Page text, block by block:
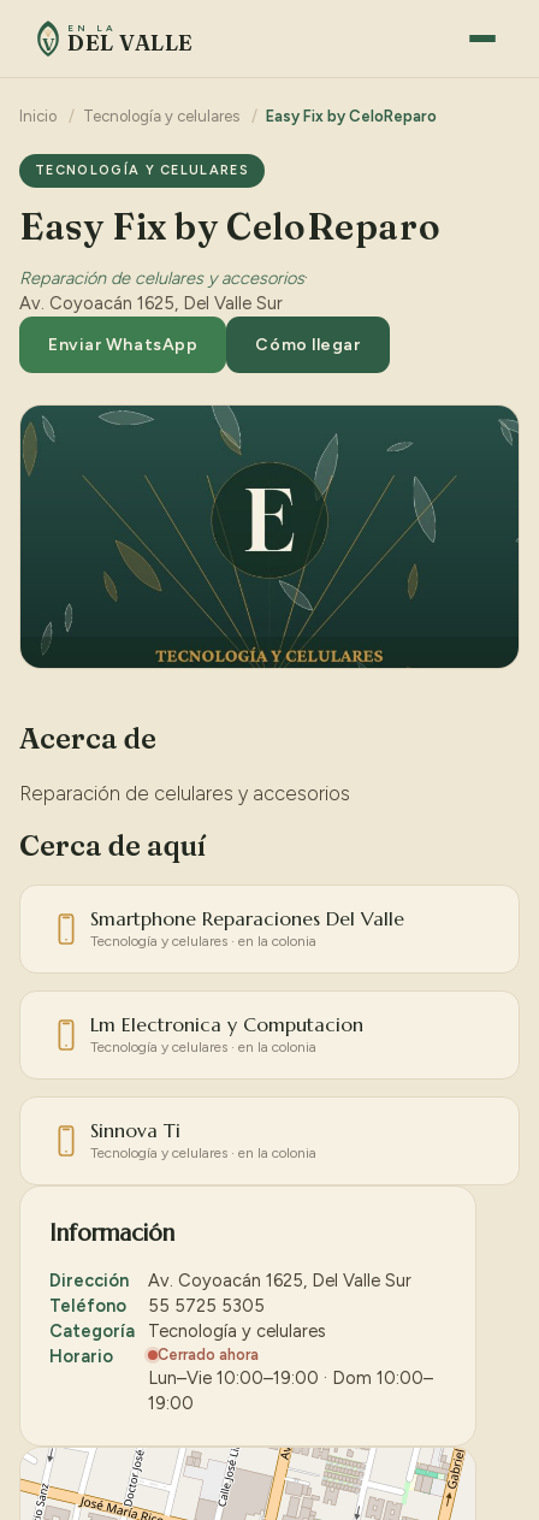
V
EN LA
DEL VALLE
Inicio / Tecnología y celulares / Easy Fix by CeloReparo
TECNOLOGÍA Y CELULARES
Easy Fix by CeloReparo
Reparación de celulares y accesorios·
Av. Coyoacán 1625, Del Valle Sur
Enviar WhatsApp Cómo llegar
Acerca de
Reparación de celulares y accesorios
Cerca de aquí
Smartphone Reparaciones Del Valle
Tecnología y celulares · en la colonia
Lm Electronica y Computacion
Tecnología y celulares · en la colonia
Sinnova Ti
Tecnología y celulares · en la colonia
Información
Dirección
Av. Coyoacán 1625, Del Valle Sur
Teléfono
55 5725 5305
Categoría
Tecnología y celulares
Horario
Cerrado ahora
Lun–Vie 10:00–19:00 · Dom 10:00–
19:00